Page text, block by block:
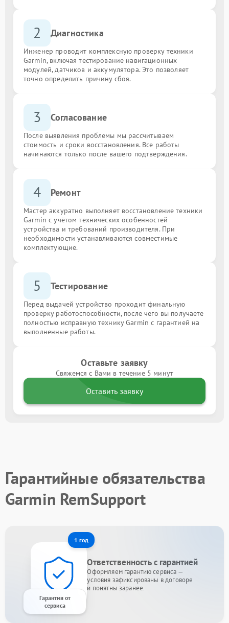
2 Диагностика
Инженер проводит комплексную проверку техники
Garmin, включая тестирование навигационных
модулей, датчиков и аккумулятора. Это позволяет
точно определить причину сбоя.
3 Согласование
После выявления проблемы мы рассчитываем
стоимость и сроки восстановления. Все работы
начинаются только после вашего подтверждения.
4 Ремонт
Мастер аккуратно выполняет восстановление техники
Garmin с учётом технических особенностей
устройства и требований производителя. При
необходимости устанавливаются совместимые
комплектующие.
5 Тестирование
Перед выдачей устройство проходит финальную
проверку работоспособности, после чего вы получаете
полностью исправную технику Garmin с гарантией на
выполненные работы.
Оставьте заявку
Свяжемся с Вами в течение 5 минут
Оставить заявку
Гарантийные обязательства
Garmin RemSupport
1 год
Гарантия от
сервиса
Ответственность с гарантией
Оформляем гарантию сервиса —
условия зафиксированы в договоре
и понятны заранее.